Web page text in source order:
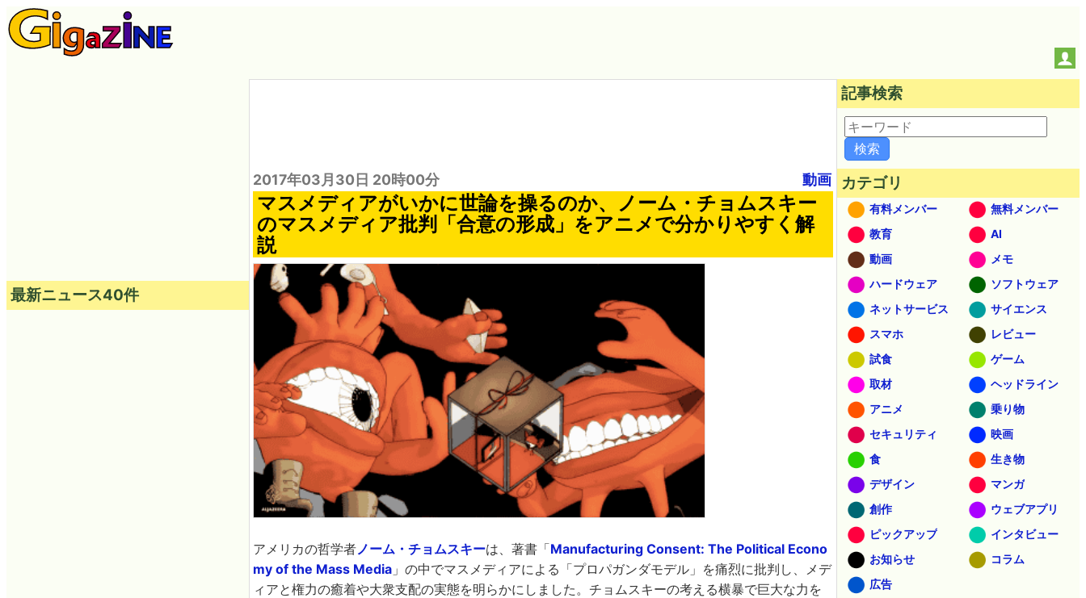
2017年03月30日 20時00分 動画
マスメディアがいかに世論を操るのか、ノーム・チョムスキー
のマスメディア批判「合意の形成」をアニメで分かりやすく解
説
アメリカの哲学者 ノーム・チョムスキーは、著書「Manufacturing Consent: The Political Econo
my of the Mass Media 」の中でマスメディアによる「プロパガンダモデル」を痛烈に批判し、メデ
ィアと権力の癒着や大衆支配の実態を明らかにしました。チョムスキーの考える横暴で巨大な力を
最新ニュース40件
記事検索
カテゴリ
有料メンバー
無料メンバー
教育
AI
動画
メモ
ハードウェア
ソフトウェア
ネットサービス
サイエンス
スマホ
レビュー
試食
ゲーム
取材
ヘッドライン
アニメ
乗り物
セキュリティ
映画
食
生き物
デザイン
マンガ
創作
ウェブアプリ
ピックアップ
インタビュー
お知らせ
コラム
広告